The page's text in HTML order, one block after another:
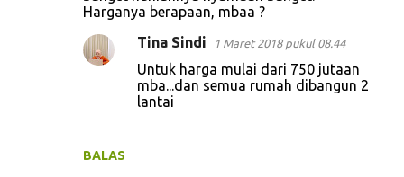
Harganya berapaan, mbaa ?
BALAS
Tina Sindi 1 Maret 2018 pukul 08.44
Untuk harga mulai dari 750 jutaan
mba...dan semua rumah dibangun 2
lantai